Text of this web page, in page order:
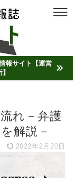
報サイト【運営
れ－弁護
解説－
2022年2月20日